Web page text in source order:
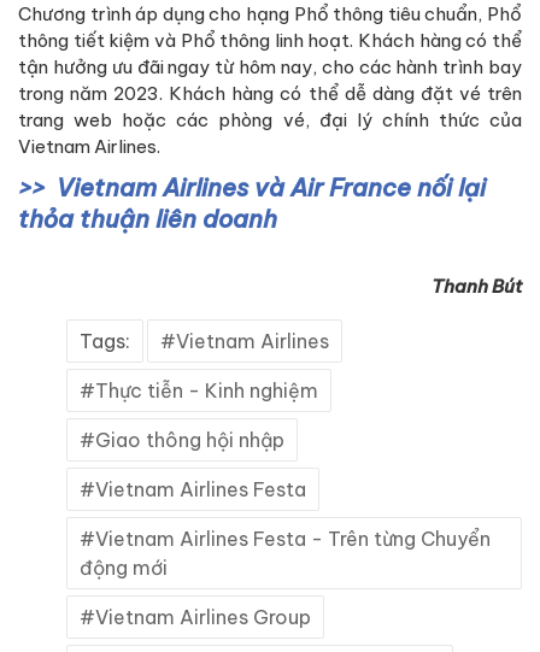
Chương trình áp dụng cho hạng Phổ thông tiêu chuẩn, Phổ
thông tiết kiệm và Phổ thông linh hoạt. Khách hàng có thể
tận hưởng ưu đãi ngay từ hôm nay, cho các hành trình bay
trong năm 2023. Khách hàng có thể dễ dàng đặt vé trên
trang web hoặc các phòng vé, đại lý chính thức của
Vietnam Airlines.
Vietnam Airlines và Air France nối lại
thỏa thuận liên doanh
Thanh Bút
Tags: Vietnam Airlines
Thực tiễn - Kinh nghiệm
Giao thông hội nhập
Vietnam Airlines Festa
Vietnam Airlines Festa - Trên từng Chuyển
động mới
Vietnam Airlines Group